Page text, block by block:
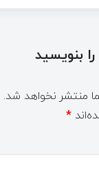
بنویسید
منتشر نخواهد شد.
*